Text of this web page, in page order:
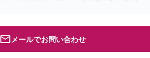
メールでお問い合わせ